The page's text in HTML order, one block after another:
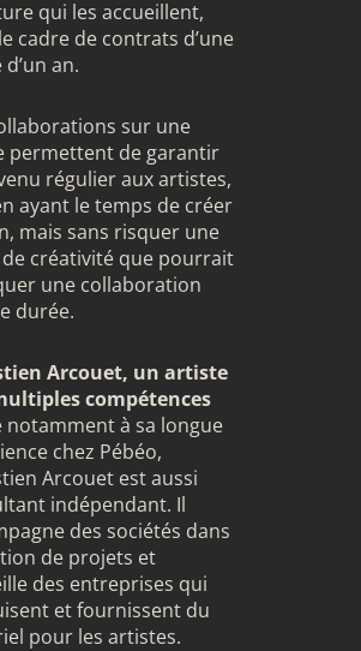
qui les accueillent,
cadre de contrats d’une
an.
sur une
permettent de garantir
régulier aux artistes,
ayant le temps de créer
mais sans risquer une
créativité que pourrait
une collaboration
durée.
Arcouet, un artiste
compétences
notamment à sa longue
chez Pébéo,
Arcouet est aussi
indépendant. Il
des sociétés dans
de projets et
des entreprises qui
et fournissent du
pour les artistes.